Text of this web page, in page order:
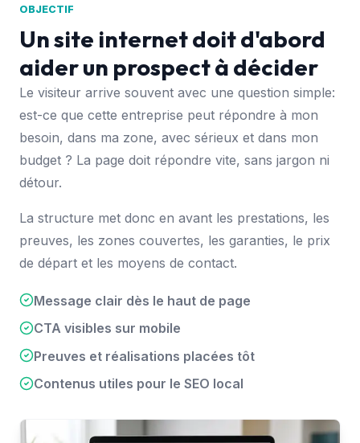
OBJECTIF
Un site internet doit d'abord
aider un prospect à décider
Le visiteur arrive souvent avec une question simple:
est-ce que cette entreprise peut répondre à mon
besoin, dans ma zone, avec sérieux et dans mon
budget ? La page doit répondre vite, sans jargon ni
détour.
La structure met donc en avant les prestations, les
preuves, les zones couvertes, les garanties, le prix
de départ et les moyens de contact.
Message clair dès le haut de page
CTA visibles sur mobile
Preuves et réalisations placées tôt
Contenus utiles pour le SEO local